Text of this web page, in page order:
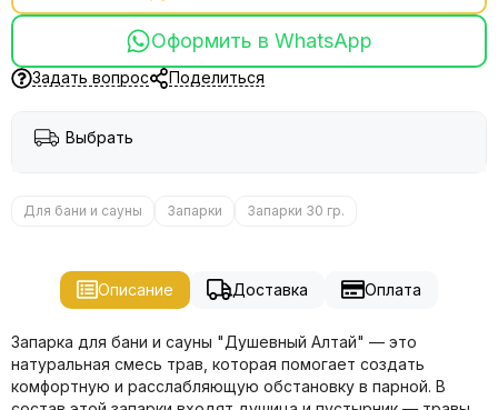
Оформить в WhatsApp
Задать вопрос Поделиться
Выбрать
Для бани и сауны Запарки Запарки 30 гр.
Описание Доставка Оплата
Запарка для бани и сауны "Душевный Алтай" — это
натуральная смесь трав, которая помогает создать
комфортную и расслабляющую обстановку в парной. В